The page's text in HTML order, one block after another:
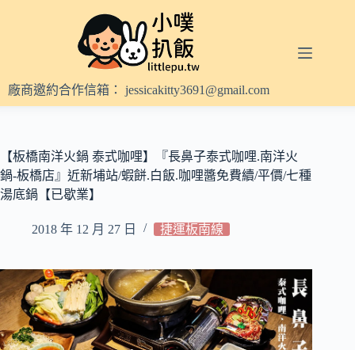
內
容
廠商邀約合作信箱： jessicakitty3691@gmail.com
【板橋南洋火鍋 泰式咖哩】『長鼻子泰式咖哩.南洋火
鍋-板橋店』近新埔站/蝦餅.白飯.咖哩醬免費續/平價/七種
湯底鍋【已歇業】
2018 年 12 月 27 日 捷運板南線